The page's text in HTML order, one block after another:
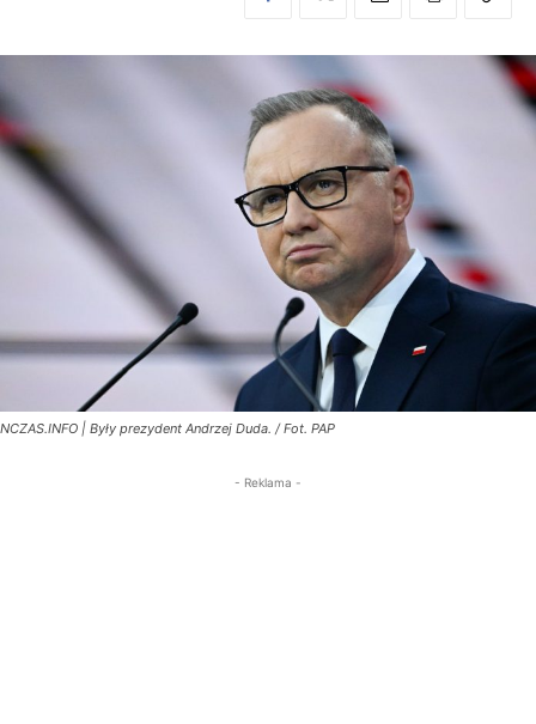
NCZAS.INFO | Były prezydent Andrzej Duda. / Fot. PAP
- Reklama -